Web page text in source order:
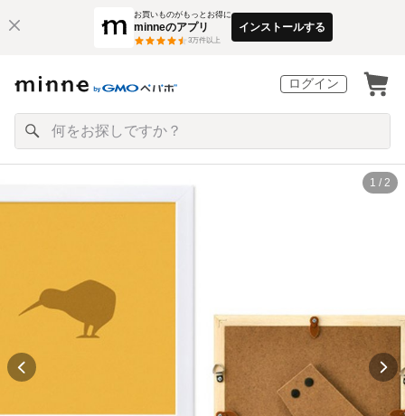
お買いものがもっとお得に
minneのアプリ
3万件以上
インストールする
ログイン
1 / 2